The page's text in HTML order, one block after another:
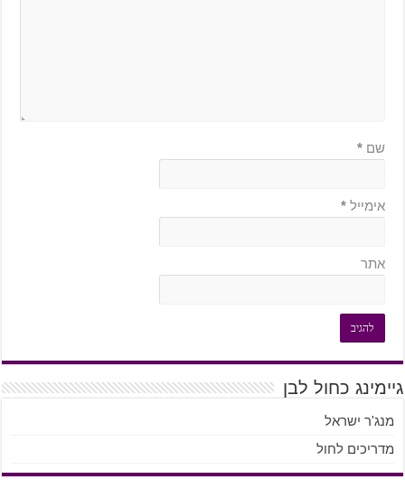
שם *
אימייל *
אתר
גיימינג כחול לבן
מנג'ר ישראל
מדריכים לחול